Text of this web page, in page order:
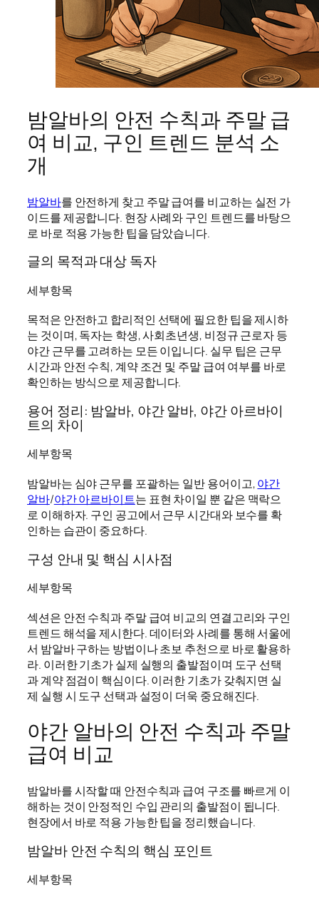
밤알바의 안전 수칙과 주말 급
여 비교, 구인 트렌드 분석 소
개
밤알바를 안전하게 찾고 주말 급여를 비교하는 실전 가
이드를 제공합니다. 현장 사례와 구인 트렌드를 바탕으
로 바로 적용 가능한 팁을 담았습니다.
글의 목적과 대상 독자
세부항목
목적은 안전하고 합리적인 선택에 필요한 팁을 제시하
는 것이며, 독자는 학생, 사회초년생, 비정규 근로자 등
야간 근무를 고려하는 모든 이입니다. 실무 팁은 근무
시간과 안전 수칙, 계약 조건 및 주말 급여 여부를 바로
확인하는 방식으로 제공합니다.
용어 정리: 밤알바, 야간 알바, 야간 아르바이
트의 차이
세부항목
밤알바는 심야 근무를 포괄하는 일반 용어이고,야간
알바/야간 아르바이트는 표현 차이일 뿐 같은 맥락으
로 이해하자. 구인 공고에서 근무 시간대와 보수를 확
인하는 습관이 중요하다.
구성 안내 및 핵심 시사점
세부항목
섹션은 안전 수칙과 주말 급여 비교의 연결고리와 구인
트렌드 해석을 제시한다. 데이터와 사례를 통해 서울에
서 밤알바 구하는 방법이나 초보 추천으로 바로 활용하
라. 이러한 기초가 실제 실행의 출발점이며 도구 선택
과 계약 점검이 핵심이다. 이러한 기초가 갖춰지면 실
제 실행 시 도구 선택과 설정이 더욱 중요해진다.
야간 알바의 안전 수칙과 주말
급여 비교
밤알바를 시작할 때 안전수칙과 급여 구조를 빠르게 이
해하는 것이 안정적인 수입 관리의 출발점이 됩니다.
현장에서 바로 적용 가능한 팁을 정리했습니다.
밤알바 안전 수칙의 핵심 포인트
세부항목